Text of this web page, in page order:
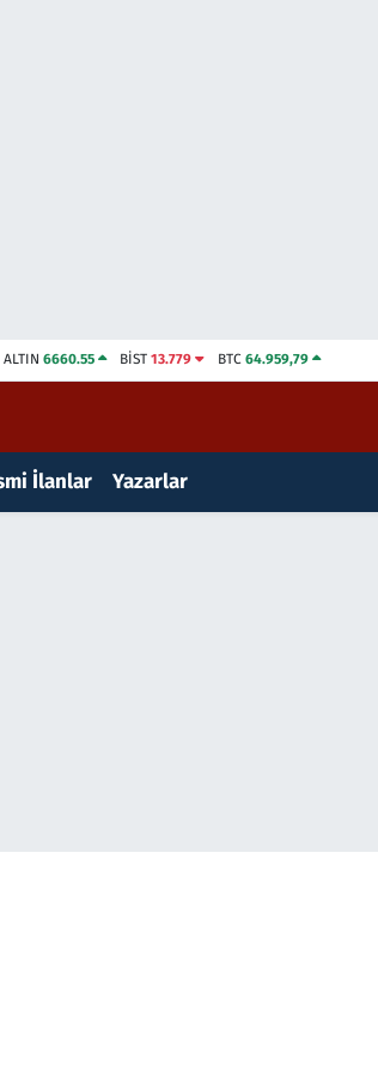
ALTIN 6660.55 BİST13.779 BTC 64.959,79
İlanlar Yazarlar